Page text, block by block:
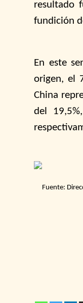
resultado
fundición
En este
origen, el
China
del
Fuente: